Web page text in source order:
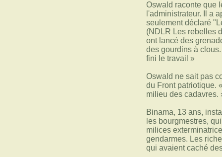
Oswald raconte que
l'administrateur. Il a
seulement déclaré
(NDLR Les rebelles
ont lancé des
des gourdins à
fini le travail »
Oswald ne sait pas
du Front patriotique.
milieu des cadavres.
Binama, 13 ans,
les bourgmestres,
milices
gendarmes. Les
qui avaient caché